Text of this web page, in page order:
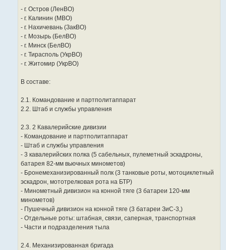
- г. Остров (ЛенВО)
- г. Калинин (МВО)
- г. Нахичевань (ЗакВО)
- г. Мозырь (БелВО)
- г. Минск (БелВО)
- г. Тирасполь (УкрВО)
- г. Житомир (УкрВО)
В составе:
2.1. Командование и партполитаппарат
2.2. Штаб и службы управления
2.3. 2 Кавалерийские дивизии
- Командование и партполитаппарат
- Штаб и службы управления
- 3 кавалерийских полка (5 сабельных, пулеметный эскадроны,
батарея 82-мм вьючных минометов)
- Бронемеханизированный полк (3 танковые роты, мотоциклетный
эскадрон, мототрелковая рота на БТР)
- Минометный дивизион на конной тяге (3 батареи 120-мм
минометов)
- Пушечный дивизион на конной тяге (3 батареи ЗиС-3,)
- Отдельные роты: штабная, связи, саперная, транспортная
- Части и подразделения тыла
2.4. Механизированная бригада